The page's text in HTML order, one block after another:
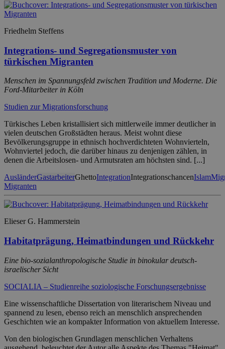
Friedhelm Steffens
Integrations- und Segregationsmuster von
türkischen Migranten
Menschen im Spannungsfeld zwischen Tradition und Moderne. Die
Ford-Mitarbeiter in Köln
Studien zur Migrationsforschung
Türkisches Leben kristallisiert sich mittlerweile immer deutlicher in
vielen deutschen Großstädten heraus. Meist wohnt diese
Bevölkerungsgruppe in ethnisch hochverdichteten Wohnvierteln,
Wohnviertel jedoch, die darüber hinaus zu denjenigen zählen, in
denen die Arbeitslosen- und Armutsraten am höchsten sind. [...]
AusländerGastarbeiterGhettoIntegrationIntegrationschancenIslam
Migranten
Elieser G. Hammerstein
Habitatprägung, Heimatbindungen und Rückkehr
Eine bio-sozialanthropologische Studie in binokular deutsch-
israelischer Sicht
SOCIALIA – Studienreihe soziologische Forschungsergebnisse
Eine wissenschaftliche Dissertation von literarischem Niveau und
spannend zu lesen, ebenso reich an menschlich ansprechenden
Geschichten wie an kompakter Information von aktuellem Interesse.
Von den biologischen Grundlagen menschlichen Verhaltens